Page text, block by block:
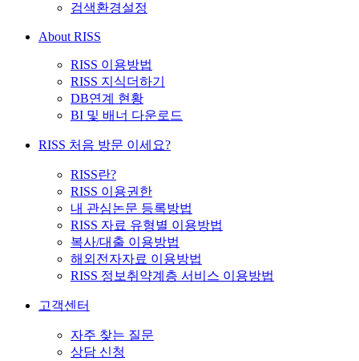
검색환경설정
About RISS
RISS 이용방법
RISS 지식더하기
DB연계 현황
BI 및 배너 다운로드
RISS 처음 방문 이세요?
RISS란?
RISS 이용권한
내 관심논문 등록방법
RISS 자료 유형별 이용방법
복사/대출 이용방법
해외전자자료 이용방법
RISS 정보취약계층 서비스 이용방법
고객센터
자주 찾는 질문
상담 신청